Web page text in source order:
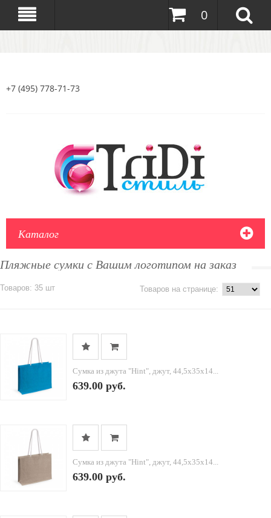
0
+7 (495) 778-71-73
Каталог
Пляжные сумки с Вашим логотипом на заказ
Товаров: 35 шт Товаров на странице:
Cумка из джута "Hint", джут, 44,5x35x14...
639.00 руб.
Cумка из джута "Hint", джут, 44,5x35x14...
639.00 руб.